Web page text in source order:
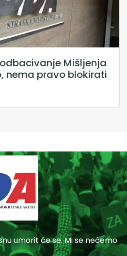
Mišljenja
nema pravo blokirati
umorit će se. Mi se nećemo